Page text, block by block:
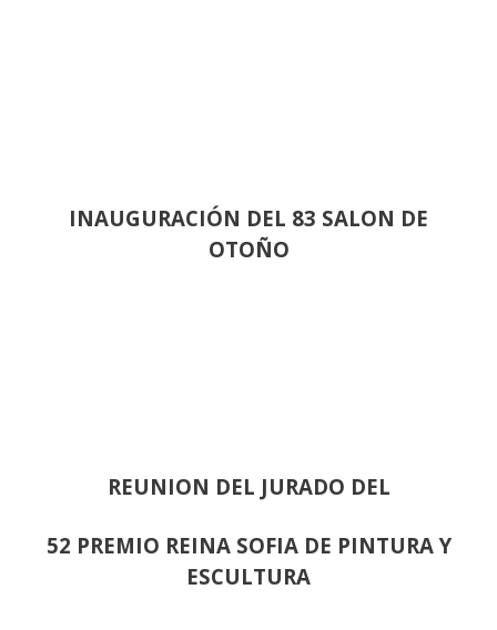
INAUGURACIÓN DEL 83 SALON DE
OTOÑO
REUNION DEL JURADO DEL
52 PREMIO REINA SOFIA DE PINTURA Y
ESCULTURA